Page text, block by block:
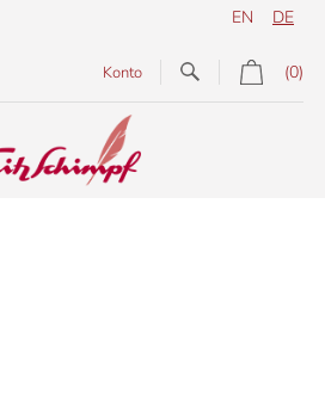
DE
EN
(0)
Konto